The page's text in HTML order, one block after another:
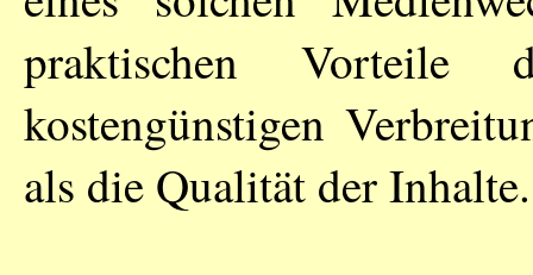
praktischen Vorteile
kostengünstigen
als die Qualität der Inhalte.